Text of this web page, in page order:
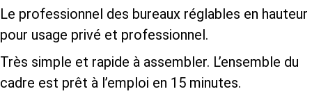
Le professionnel des bureaux réglables en hauteur
pour usage privé et professionnel.
Très simple et rapide à assembler. L’ensemble du
cadre est prêt à l’emploi en 15 minutes.